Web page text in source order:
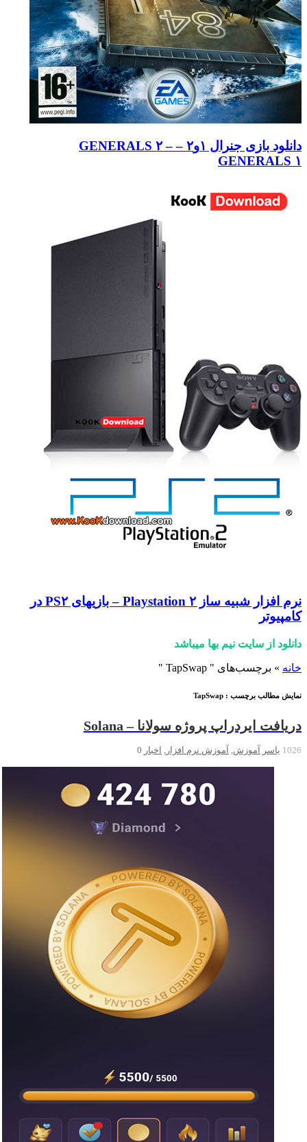
دانلود بازی جنرال ۱و۲ – GENERALS ۲ –
GENERALS ۱
نرم افزار شبیه ساز Playstation ۲ – بازیهای PS۲ در
کامپیوتر
دانلود از سایت نیم بها میباشد
خانه » برچسب‌های " TapSwap "
نمایش مطالب برچسب : TapSwap
دریافت ایردراپ پروژه سولانا – Solana
1026 یاسر آموزش, آموزش نرم افزار , اخبار 0